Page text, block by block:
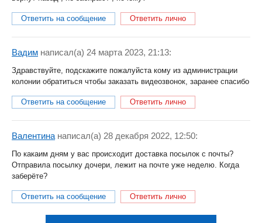
Ответить на сообщение Ответить лично
Вадим написал(a) 24 марта 2023, 21:13:
Здравствуйте, подскажите пожалуйста кому из администрации
колонии обратиться чтобы заказать видеозвонок, заранее спасибо
Ответить на сообщение Ответить лично
Валентина написал(a) 28 декабря 2022, 12:50:
По какаим дням у вас происходит доставка посылок с почты?
Отправила посылку дочери, лежит на почте уже неделю. Когда
заберёте?
Ответить на сообщение Ответить лично